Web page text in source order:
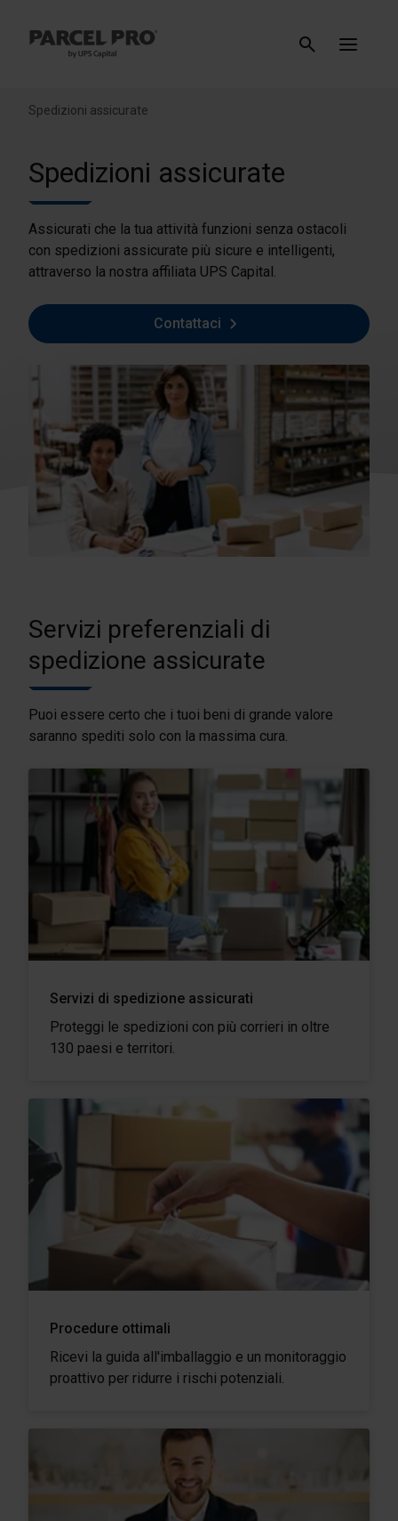
Spedizioni assicurate
Spedizioni assicurate
Assicurati che la tua attività funzioni senza ostacoli
con spedizioni assicurate più sicure e intelligenti,
attraverso la nostra affiliata UPS Capital.
Contattaci
Servizi preferenziali di
spedizione assicurate
Puoi essere certo che i tuoi beni di grande valore
saranno spediti solo con la massima cura.
Servizi di spedizione assicurati
Proteggi le spedizioni con più corrieri in oltre
130 paesi e territori.
Procedure ottimali
Ricevi la guida all'imballaggio e un monitoraggio
proattivo per ridurre i rischi potenziali.